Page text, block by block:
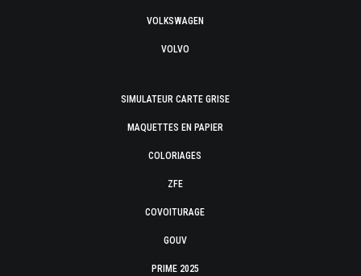
VOLKSWAGEN
VOLVO
SIMULATEUR CARTE GRISE
MAQUETTES EN PAPIER
COLORIAGES
ZFE
COVOITURAGE
GOUV
PRIME 2025